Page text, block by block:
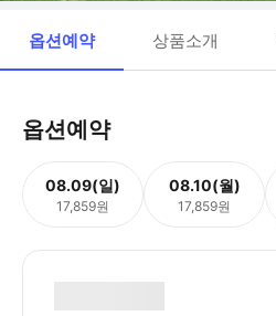
옵션예약 상품소개
옵션예약
08.09(일)
17,859원
08.10(월)
17,859원